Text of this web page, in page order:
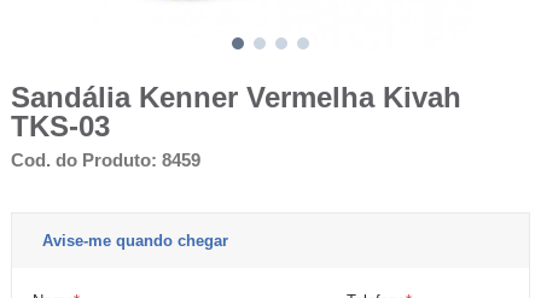
Sandália Kenner Vermelha Kivah
TKS-03
Cod. do Produto: 8459
Avise-me quando chegar